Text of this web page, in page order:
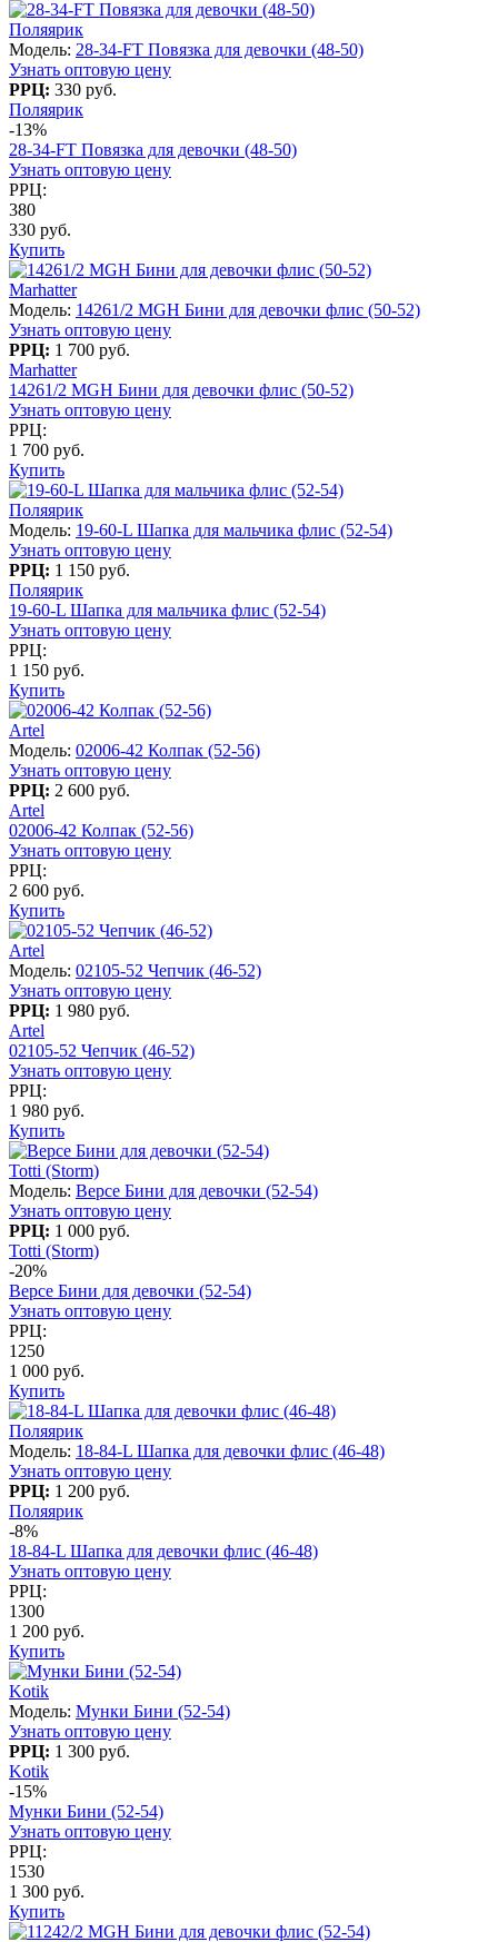
Поляярик
Модель: 28-34-FT Повязка для девочки (48-50)
Узнать оптовую цену
РРЦ: 330 руб.
Поляярик
-13%
28-34-FT Повязка для девочки (48-50)
Узнать оптовую цену
РРЦ:
380
330 руб.
Купить
Marhatter
Модель: 14261/2 MGH Бини для девочки флис (50-52)
Узнать оптовую цену
РРЦ: 1 700 руб.
Marhatter
14261/2 MGH Бини для девочки флис (50-52)
Узнать оптовую цену
РРЦ:
1 700 руб.
Купить
Поляярик
Модель: 19-60-L Шапка для мальчика флис (52-54)
Узнать оптовую цену
РРЦ: 1 150 руб.
Поляярик
19-60-L Шапка для мальчика флис (52-54)
Узнать оптовую цену
РРЦ:
1 150 руб.
Купить
Artel
Модель: 02006-42 Колпак (52-56)
Узнать оптовую цену
РРЦ: 2 600 руб.
Artel
02006-42 Колпак (52-56)
Узнать оптовую цену
РРЦ:
2 600 руб.
Купить
Artel
Модель: 02105-52 Чепчик (46-52)
Узнать оптовую цену
РРЦ: 1 980 руб.
Artel
02105-52 Чепчик (46-52)
Узнать оптовую цену
РРЦ:
1 980 руб.
Купить
Totti (Storm)
Модель: Версе Бини для девочки (52-54)
Узнать оптовую цену
РРЦ: 1 000 руб.
Totti (Storm)
-20%
Версе Бини для девочки (52-54)
Узнать оптовую цену
РРЦ:
1250
1 000 руб.
Купить
Поляярик
Модель: 18-84-L Шапка для девочки флис (46-48)
Узнать оптовую цену
РРЦ: 1 200 руб.
Поляярик
-8%
18-84-L Шапка для девочки флис (46-48)
Узнать оптовую цену
РРЦ:
1300
1 200 руб.
Купить
Kotik
Модель: Мунки Бини (52-54)
Узнать оптовую цену
РРЦ: 1 300 руб.
Kotik
-15%
Мунки Бини (52-54)
Узнать оптовую цену
РРЦ:
1530
1 300 руб.
Купить